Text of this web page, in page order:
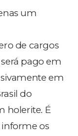
um
de cargos
pago em
em
do
holerite. É
os